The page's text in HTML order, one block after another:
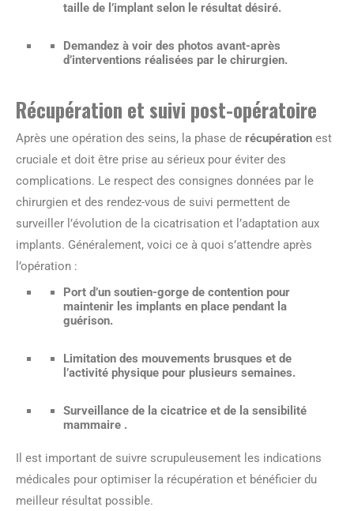
taille de l’implant selon le résultat désiré.
Demandez à voir des photos avant-après
d’interventions réalisées par le chirurgien.
Récupération et suivi post-opératoire
Après une opération des seins, la phase de récupération est
cruciale et doit être prise au sérieux pour éviter des
complications. Le respect des consignes données par le
chirurgien et des rendez-vous de suivi permettent de
surveiller l’évolution de la cicatrisation et l’adaptation aux
implants. Généralement, voici ce à quoi s’attendre après
l’opération :
Port d’un soutien-gorge de contention pour
maintenir les implants en place pendant la
guérison.
Limitation des mouvements brusques et de
l’activité physique pour plusieurs semaines.
Surveillance de la cicatrice et de la sensibilité
mammaire .
Il est important de suivre scrupuleusement les indications
médicales pour optimiser la récupération et bénéficier du
meilleur résultat possible.